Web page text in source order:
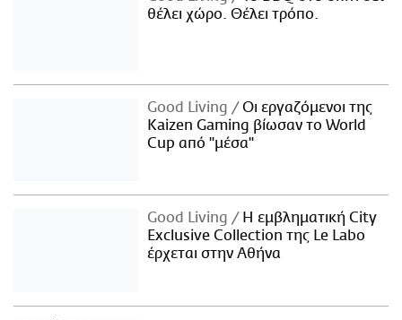
θέλει χώρο. Θέλει τρόπο.
Good Living
Οι εργαζόμενοι της
Kaizen Gaming βίωσαν το World
Cup από "μέσα"
Good Living
Η εμβληματική City
Exclusive Collection της Le Labo
έρχεται στην Αθήνα